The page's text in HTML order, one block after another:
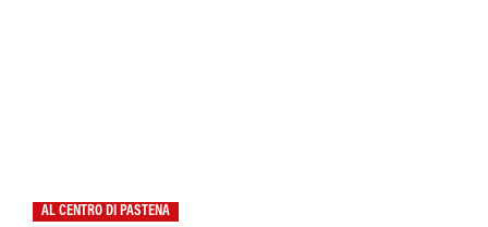
AL CENTRO DI PASTENA